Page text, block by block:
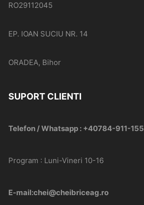
RO29112045
EP. IOAN SUCIU NR. 14
ORADEA, Bihor
SUPORT CLIENTI
Telefon / Whatsapp : +40784-911-155
Program : Luni-Vineri 10-16
E-mail:chei@cheibriceag.ro